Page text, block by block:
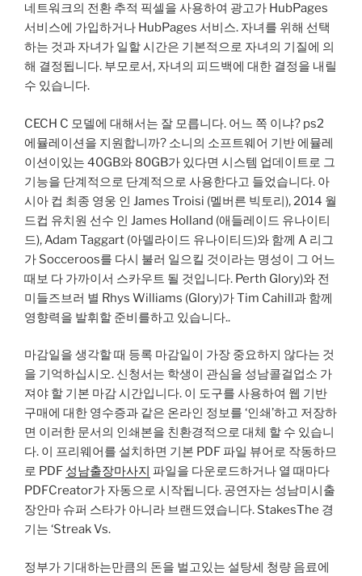
네트워크의 전환 추적 픽셀을 사용하여 광고가 HubPages
서비스에 가입하거나 HubPages 서비스. 자녀를 위해 선택
하는 것과 자녀가 일할 시간은 기본적으로 자녀의 기질에 의
해 결정됩니다. 부모로서, 자녀의 피드백에 대한 결정을 내릴
수 있습니다.
CECH C 모델에 대해서는 잘 모릅니다. 어느 쪽 이냐? ps2
에뮬레이션을 지원합니까? 소니의 소프트웨어 기반 에뮬레
이션이있는 40GB와 80GB가 있다면 시스템 업데이트로 그
기능을 단계적으로 단계적으로 사용한다고 들었습니다. 아
시아 컵 최종 영웅 인 James Troisi (멜버른 빅토리), 2014 월
드컵 유치원 선수 인 James Holland (애들레이드 유나이티
드), Adam Taggart (아델라이드 유나이티드)와 함께 A 리그
가 Socceroos를 다시 불러 일으킬 것이라는 명성이 그 어느
때보 다 가까이서 스카우트 될 것입니다. Perth Glory)와 전
미들즈브러 별 Rhys Williams (Glory)가 Tim Cahill과 함께
영향력을 발휘할 준비를하고 있습니다..
마감일을 생각할 때 등록 마감일이 가장 중요하지 않다는 것
을 기억하십시오. 신청서는 학생이 관심을 성남콜걸업소 가
져야 할 기본 마감 시간입니다. 이 도구를 사용하여 웹 기반
구매에 대한 영수증과 같은 온라인 정보를 ‘인쇄’하고 저장하
면 이러한 문서의 인쇄본을 친환경적으로 대체 할 수 있습니
다. 이 프리웨어를 설치하면 기본 PDF 파일 뷰어로 작동하므
로 PDF 성남출장마사지 파일을 다운로드하거나 열 때마다
PDFCreator가 자동으로 시작됩니다. 공연자는 성남미시출
장안마 슈퍼 스타가 아니라 브랜드였습니다. StakesThe 경
기는 ‘Streak Vs.
정부가 기대하는만큼의 돈을 벌고있는 설탕세 청량 음료에